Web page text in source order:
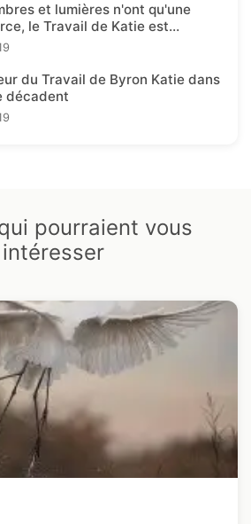
et lumières n'ont qu'une
le Travail de Katie est
du Travail de Byron Katie dans
décadent
pourraient vous
intéresser